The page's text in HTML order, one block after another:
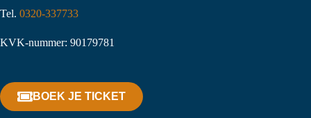
Tel. 0320-337733
KVK-nummer: 90179781
BOEK JE TICKET